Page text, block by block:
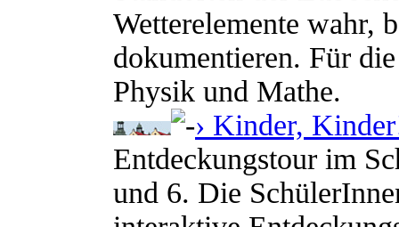
Wetterelemente wahr,
dokumentieren. Für
Physik und Mathe.
› Kinder,
Entdeckungstour im
und 6. Die